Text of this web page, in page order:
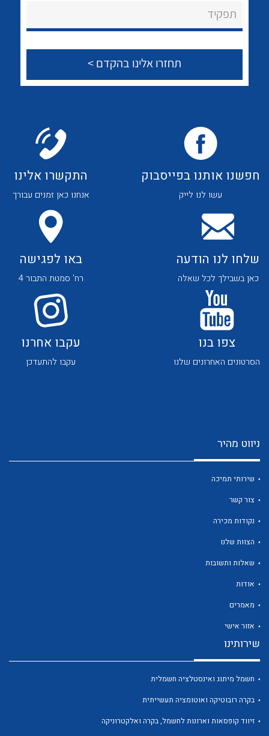
צור קשר
לכל מוצרי היצרן לכל מוצרי היצרן
תפקיד
חפשנו אותנו בפייסבוק
עשו לנו לייק
התקשרו אלינו
אנחנו כאן זמנים עבורך
שלחו לנו הודעה
כאן בשבילך לכל שאלה
באו לפגישה
רח' סמטת התבור 4
צפו בנו
הסרטונים האחרונים שלנו
עקבו אחרנו
עקבו להתעדכן
ניווט מהיר
שירותי תמיכה
צור קשר
נקודות מכירה
הצוות שלנו
שאלות ותשובות
אודות
מאמרים
אזור אישי
שירותינו
חשמל מיתוג ואינסטלציה חשמלית
בקרה רובוטיקה ואוטומציה תעשייתית
זיווד קופסאות וארונות לחשמל, בקרה ואלקטרוניקה